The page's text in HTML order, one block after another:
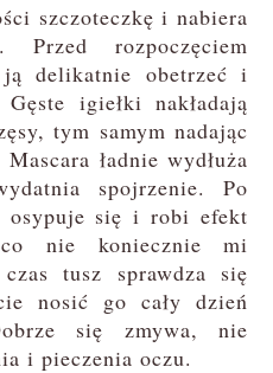
szczoteczkę i nabiera
rozpoczęciem
delikatnie obetrzeć i
igiełki nakładają
tym samym nadając
ładnie wydłuża
spojrzenie. Po
osypuje się i robi efekt
nie koniecznie mi
tusz sprawdza się
nosić go cały dzień
się zmywa, nie
i pieczenia oczu.